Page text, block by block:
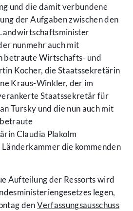
und die damit verbundene
der Aufgaben zwischen den
nunmehr auch mit
betraute Wirtschafts- und
Kocher, die Staatssekretärin
Kraus-Winkler, der im
Staatssekretär für
Tursky und die nun auch mit
Claudia Plakolm
die kommenden
Aufteilung der Ressorts wird
legen,
denVerfassungsausschuss